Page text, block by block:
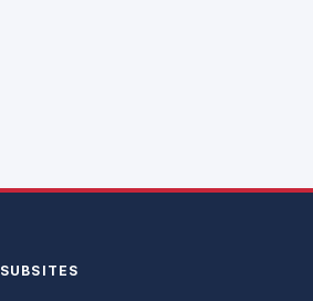
SUBSITES